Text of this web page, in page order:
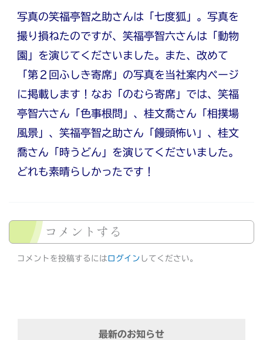
最新のお知らせ
写真の笑福亭智之助さんは「七度狐」。写真を
撮り損ねたのですが、笑福亭智六さんは「動物
園」を演じてくださいました。また、改めて
「第２回ふしき寄席」の写真を当社案内ページ
に掲載します！なお「のむら寄席」では、笑福
亭智六さん「色事根問」、桂文喬さん「相撲場
風景」、笑福亭智之助さん「饅頭怖い」、桂文
喬さん「時うどん」を演じてくださいました。
どれも素晴らしかったです！
コメントする
コメントを投稿するには ログイン してください。